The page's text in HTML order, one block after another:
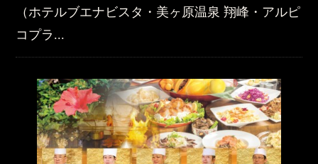
（ホテルブエナビスタ・美ヶ原温泉 翔峰・アルピ
コプラ...